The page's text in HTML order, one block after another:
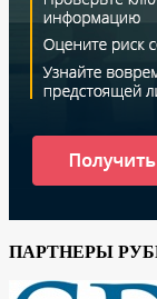
ПАРТНЕРЫ